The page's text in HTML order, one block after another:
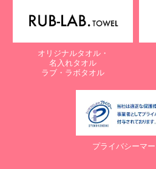
オリジナルタオル・
名入れタオル
ラブ・ラボタオル
プライバシーマ